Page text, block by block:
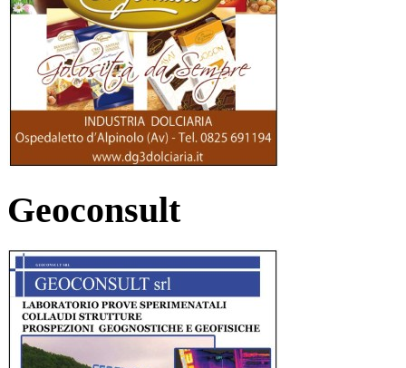
Geoconsult